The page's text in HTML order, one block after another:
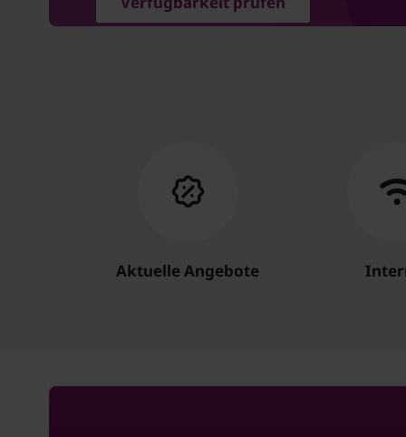
Aktuelle Angebote